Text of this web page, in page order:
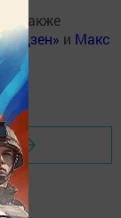
, а также
,«Дзен» и Макс